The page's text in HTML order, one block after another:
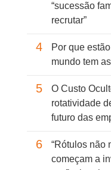
“sucessão
recrutar”
4
Por que
mundo tem
5
O Custo
rotatividade
futuro das
6
“Rótulos não
começam a